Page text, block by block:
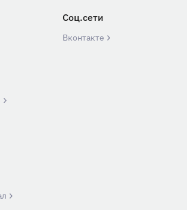
Соц.сети
Вконтакте